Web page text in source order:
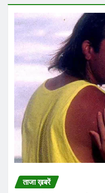
ताजा ख़बरें